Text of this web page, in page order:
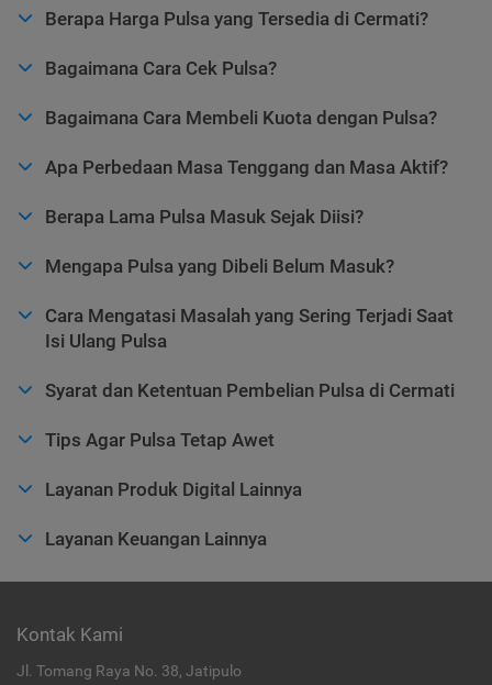
Berapa Harga Pulsa yang Tersedia di Cermati?
Bagaimana Cara Cek Pulsa?
Bagaimana Cara Membeli Kuota dengan Pulsa?
Apa Perbedaan Masa Tenggang dan Masa Aktif?
Berapa Lama Pulsa Masuk Sejak Diisi?
Mengapa Pulsa yang Dibeli Belum Masuk?
Cara Mengatasi Masalah yang Sering Terjadi Saat
Isi Ulang Pulsa
Syarat dan Ketentuan Pembelian Pulsa di Cermati
Tips Agar Pulsa Tetap Awet
Layanan Produk Digital Lainnya
Layanan Keuangan Lainnya
Kontak Kami
Jl. Tomang Raya No. 38, Jatipulo